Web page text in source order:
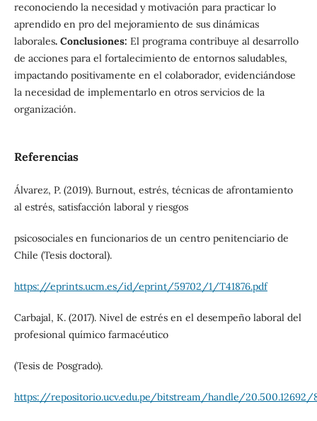
reconociendo la necesidad y motivación para practicar lo
aprendido en pro del mejoramiento de sus dinámicas
laborales. Conclusiones: El programa contribuye al desarrollo
de acciones para el fortalecimiento de entornos saludables,
impactando positivamente en el colaborador, evidenciándose
la necesidad de implementarlo en otros servicios de la
organización.
Referencias
Álvarez, P. (2019). Burnout, estrés, técnicas de afrontamiento
al estrés, satisfacción laboral y riesgos
psicosociales en funcionarios de un centro penitenciario de
Chile (Tesis doctoral).
https://eprints.ucm.es/id/eprint/59702/1/T41876.pdf
Carbajal, K. (2017). Nivel de estrés en el desempeño laboral del
profesional químico farmacéutico
(Tesis de Posgrado).
https://repositorio.ucv.edu.pe/bitstream/handle/20.500.12692/